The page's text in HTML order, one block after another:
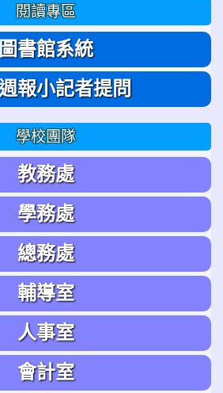
閱讀專區
圖書館系統
報小記者提問
學校團隊
教務處
學務處
總務處
輔導室
人事室
會計室